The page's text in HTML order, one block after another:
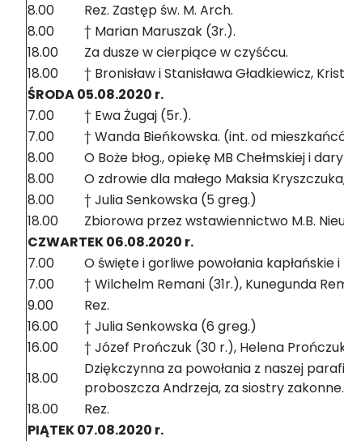
8.00
Rez. Zastęp św. M. Arch.
8.00
† Marian Maruszak (3r.).
18.00
Za dusze w cierpiące w czyśćcu.
18.00
† Bronisław i Stanisława Gładkiewicz,
ŚRODA 05.08.2020 r.
7.00
† Ewa Żugaj (5r.).
7.00
† Wanda Bieńkowska. (int. od
8.00
O Boże błog., opiekę MB Chełmskiej i
8.00
O zdrowie dla małego Maksia
8.00
† Julia Senkowska (5 greg.)
18.00
Zbiorowa przez wstawiennictwo M.B.
CZWARTEK 06.08.2020 r.
7.00
O święte i gorliwe powołania
7.00
† Wilchelm Remani (31r.), Kunegunda
9.00
Rez.
16.00
† Julia Senkowska (6 greg.)
16.00
† Józef Prończuk (30 r.), Helena
18.00
Dziękczynna za powołania z naszej
proboszcza Andrzeja, za siostry zakonne.
18.00
Rez.
PIĄTEK 07.08.2020 r.